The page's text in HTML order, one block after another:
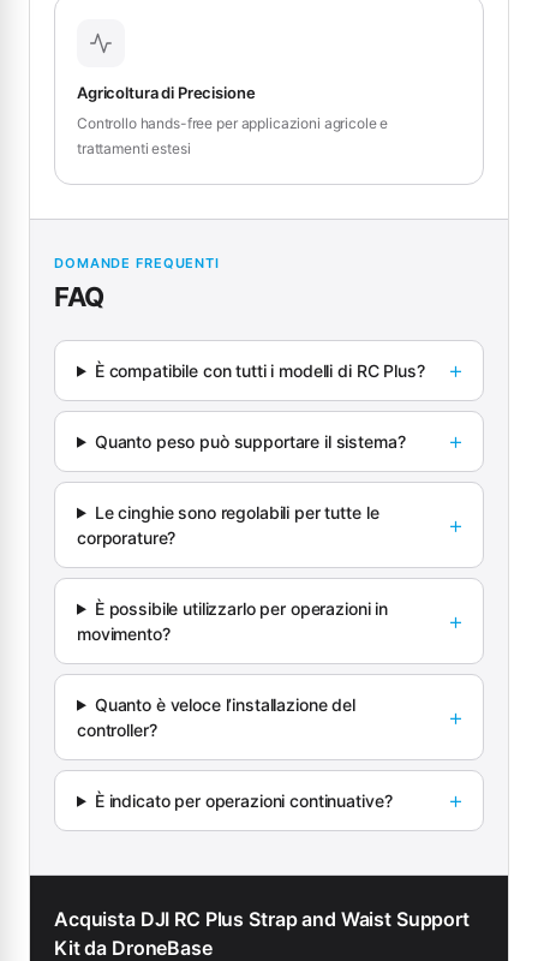
Agricoltura di Precisione
Controllo hands-free per applicazioni agricole e
trattamenti estesi
DOMANDE FREQUENTI
FAQ
È compatibile con tutti i modelli di RC Plus?
Quanto peso può supportare il sistema?
Le cinghie sono regolabili per tutte le
corporature?
È possibile utilizzarlo per operazioni in
movimento?
Quanto è veloce l’installazione del
controller?
È indicato per operazioni continuative?
Acquista DJI RC Plus Strap and Waist Support
Kit da DroneBase